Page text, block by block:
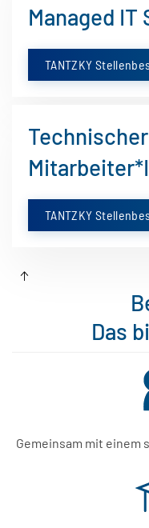
Managed
TANTZKY
TANTZKY
Das
Gemeinsam mit einem